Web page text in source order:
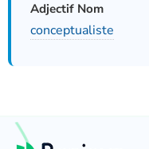
Adjectif Nom
conceptualiste